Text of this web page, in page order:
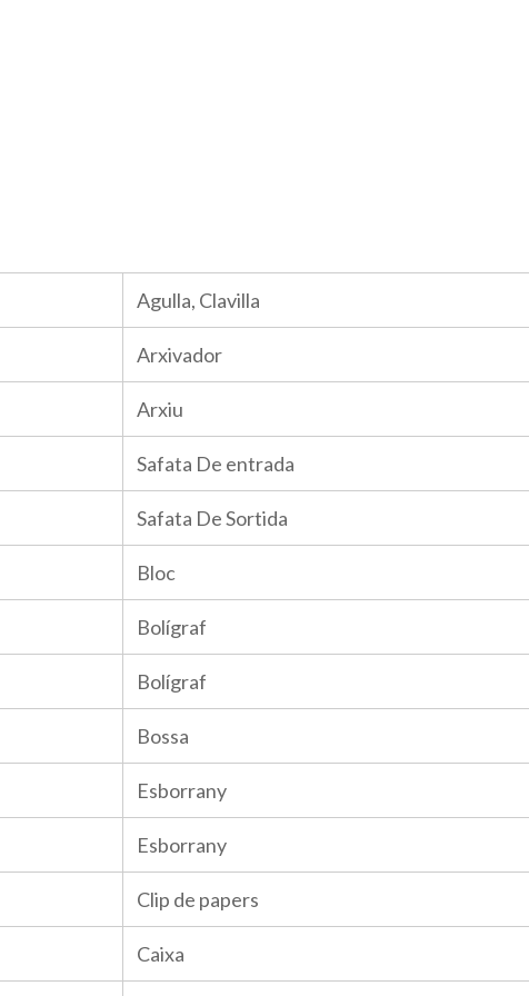
Agulla, Clavilla
Arxivador
Arxiu
Safata De entrada
Safata De Sortida
Bloc
Bolígraf
Bolígraf
Bossa
Esborrany
Esborrany
Clip de papers
Caixa